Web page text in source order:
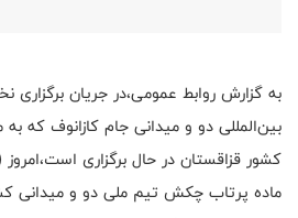
به گزارش روابط عمومی،در جریان برگزاری
بین‌المللی دو و میدانی جام کازانوف که
کشور قزاقستان در حال برگزاری
ماده پرتاب چکش تیم ملی دو و میدانی